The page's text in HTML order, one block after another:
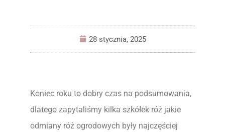
28 stycznia, 2025
Koniec roku to dobry czas na podsumowania,
dlatego zapytaliśmy kilka szkółek róż jakie
odmiany róż ogrodowych były najczęściej